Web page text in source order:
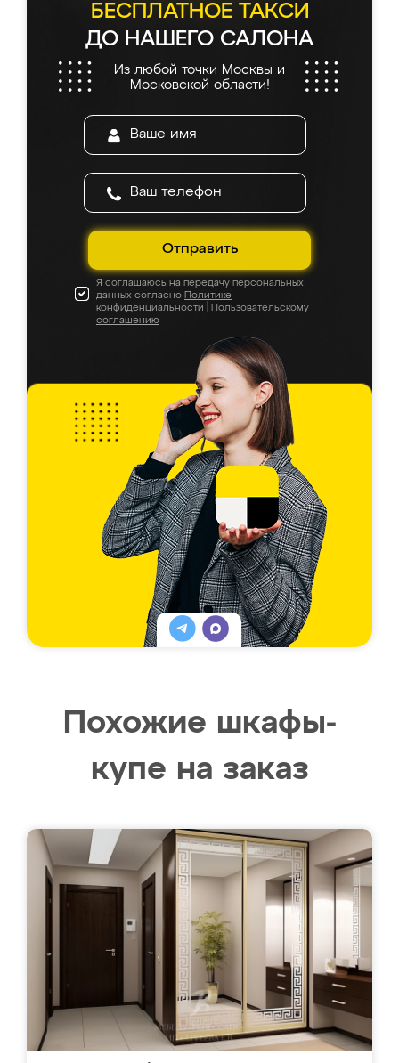
БЕСПЛАТНОЕ ТАКСИ
ДО НАШЕГО САЛОНА
Из любой точки Москвы и
Московской области!
Отправить
Я соглашаюсь на передачу персональных
данных согласно Политике
конфиденциальности
Пользовательскому
соглашению
Похожие шкафы-
купе на заказ